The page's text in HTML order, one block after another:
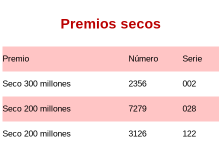
Premios secos
Premio Número Serie
Seco 300 millones 2356 002
Seco 200 millones 7279 028
Seco 200 millones 3126 122